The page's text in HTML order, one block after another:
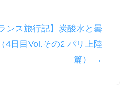
ンス旅行記】炭酸水と曇
4日目Vol.その2 パリ上陸
篇） →